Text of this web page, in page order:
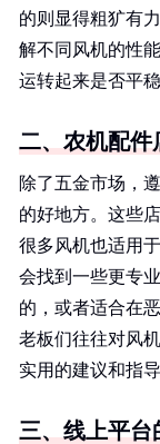
的则显得粗犷有
解不同风机的性
运转起来是否平
二、农机配件
除了五金市场，
的好地方。这些
很多风机也适用
会找到一些更专
的，或者适合在
老板们往往对风
实用的建议和指
三、线上平台